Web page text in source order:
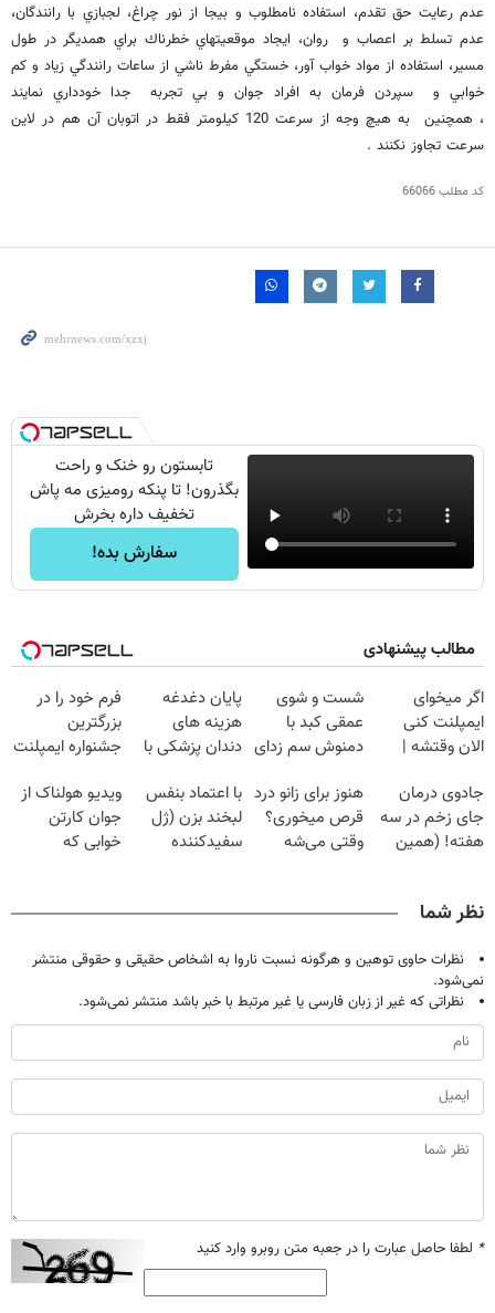
عدم رعايت حق تقدم، استفاده نامطلوب و بيجا از نور چراغ، لجبازي با رانندگان،
عدم تسلط بر اعصاب و روان، ايجاد موقعيتهاي خطرناك براي همديگر در طول
مسير، استفاده از مواد خواب آور، خستگي مفرط ناشي از ساعات رانندگي زياد و كم
خوابي و سپردن فرمان به افراد جوان و بي تجربه جدا خودداري نمايند
، همچنين به هيچ وجه از سرعت 120 كيلومتر فقط در اتوبان آن هم در لاين
سرعت تجاوز نكنند .
کد مطلب66066
تابستون رو خنک و راحت
بگذرون! تا پنکه رومیزی مه پاش
تخفیف داره بخرش
سفارش بده!
مطالب پیشنهادی
اگر میخوای
ایمپلنت کنی
الان وقتشه |
میلیون تومان!!!
شست و شوی
عمقی کبد با
دمنوش سم زدای
پایان دغدغه
هزینه های
دندان پزشکی با
خانگی
فرم خود را در
بزرگترین
جشنواره ایمپلنت
فقط ۲۵ میلیون
جادوی درمان
جای زخم در سه
هفته! (همین
هنوز برای زانو درد
قرص میخوری؟
وقتی می‌شه
با اعتماد بنفس
لبخند بزن (ژل
سفیدکننده
ویدیو هولناک از
جوان کارتن
خوابی که
نظر شما
نظرات حاوی توهین و هرگونه نسبت ناروا به اشخاص حقیقی و حقوقی منتشر
نمی‌شود.
نظراتی که غیر از زبان فارسی یا غیر مرتبط با خبر باشد منتشر نمی‌شود.
* لطفا حاصل عبارت را در جعبه متن روبرو وارد کنید